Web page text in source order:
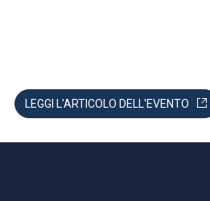
ACCEDI ALLA MAIL ICATT
LEGGI L'ARTICOLO DELL'EVENTO